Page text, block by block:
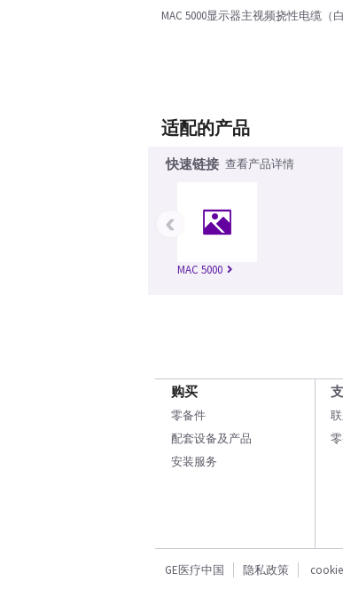
MAC 5000显示器主视频挠性电缆（
适配的产品
快速链接 查看产品详情
MAC 5000
‹
购买
零备件
配套设备及产品
安装服务
GE医疗中国 隐私政策